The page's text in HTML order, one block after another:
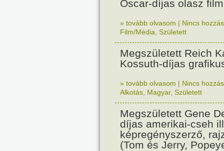
Oscar-díjas olasz
» tovább olvasom | Nincs
Film/Média Született
Megszületett Reich
Kossuth-díjas
» tovább olvasom | Nincs
Alkotás Magyar, Született
Megszületett Gene
díjas amerikai-cseh
képregényszerző,
(Tom és Jerry,